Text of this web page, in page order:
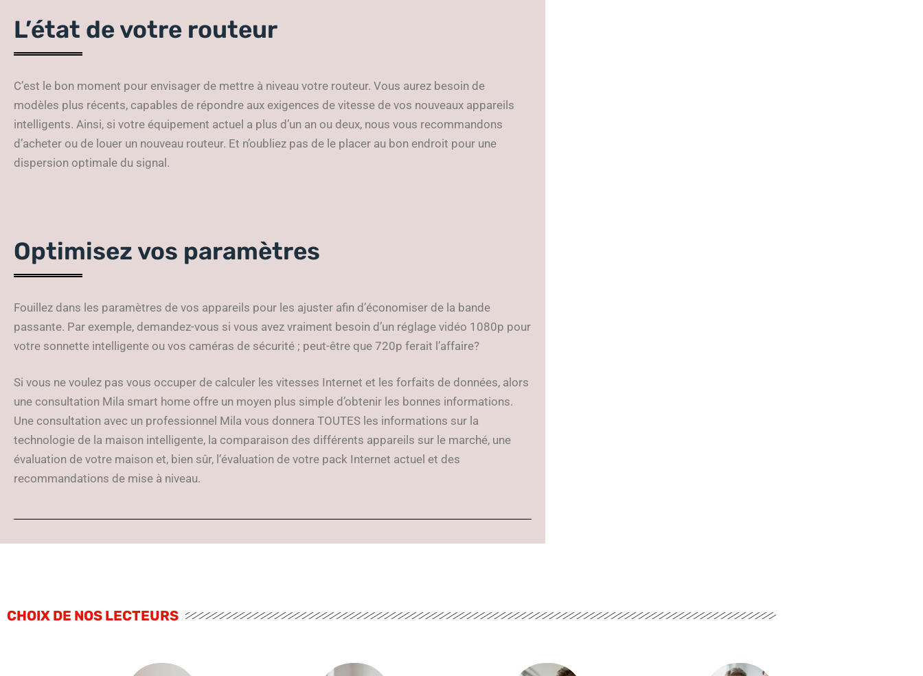
L’état de votre routeur
C’est le bon moment pour envisager de mettre à niveau votre routeur. Vous aurez besoin de
modèles plus récents, capables de répondre aux exigences de vitesse de vos nouveaux appareils
intelligents. Ainsi, si votre équipement actuel a plus d’un an ou deux, nous vous recommandons
d’acheter ou de louer un nouveau routeur. Et n’oubliez pas de le placer au bon endroit pour une
dispersion optimale du signal.
Optimisez vos paramètres
Fouillez dans les paramètres de vos appareils pour les ajuster afin d’économiser de la bande
passante. Par exemple, demandez-vous si vous avez vraiment besoin d’un réglage vidéo 1080p pour
votre sonnette intelligente ou vos caméras de sécurité ; peut-être que 720p ferait l’affaire?
Si vous ne voulez pas vous occuper de calculer les vitesses Internet et les forfaits de données, alors
une consultation Mila smart home offre un moyen plus simple d’obtenir les bonnes informations.
Une consultation avec un professionnel Mila vous donnera TOUTES les informations sur la
technologie de la maison intelligente, la comparaison des différents appareils sur le marché, une
évaluation de votre maison et, bien sûr, l’évaluation de votre pack Internet actuel et des
recommandations de mise à niveau.
CHOIX DE NOS LECTEURS